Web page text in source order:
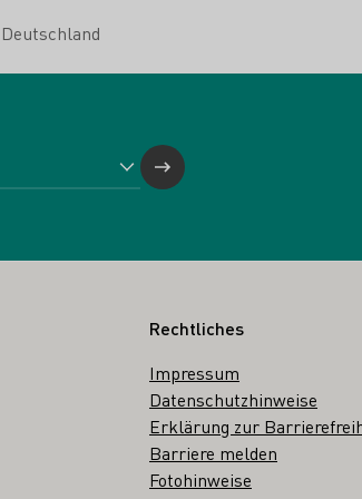
Deutschland
Rechtliches
Impressum
Datenschutzhinweise
Erklärung zur
Barriere melden
Fotohinweise